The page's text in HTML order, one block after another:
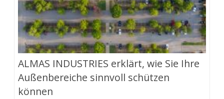
ALMAS INDUSTRIES erklärt, wie Sie Ihre
Außenbereiche sinnvoll schützen
können